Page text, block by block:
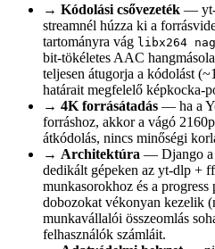
→ Kódolási csővezeték — yt-
streamnél húzza ki a
tartományra vág libx264
bit-tökéletes AAC
teljesen átugorja a kódolást
határait megfelelő képkocka-
→ 4K forrásátadás — ha a
forráshoz, akkor a vágó
átkódolás, nincs minőségi
→ Architektúra — Django a
dedikált gépeken az yt-dlp +
munkasorokhoz és a
dobozokat vékonyan kezelik
munkavállalói összeomlás
felhasználók számláit.